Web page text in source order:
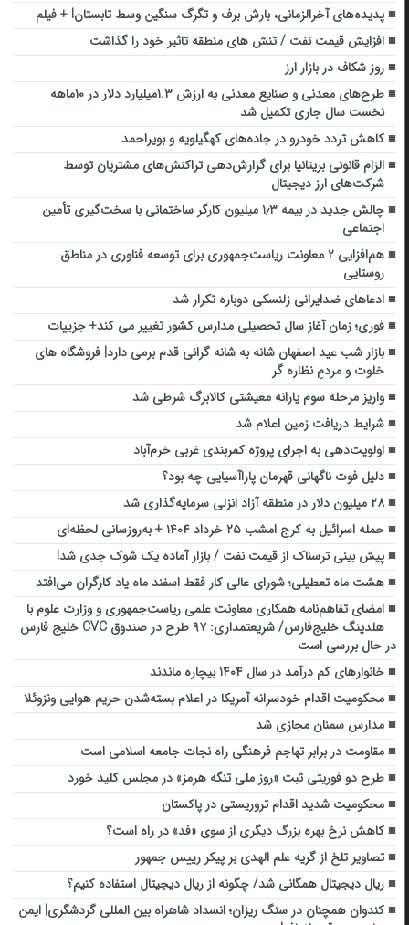
پدیده‌های آخرالزمانی، بارش برف و تگرگ سنگین وسط تابستان! + فیلم
افزایش قیمت نفت / تنش های منطقه تاثیر خود را گذاشت
روز شکاف در بازار ارز
طرح‌های معدنی و صنایع معدنی به ارزش ۱.۳میلیارد دلار در ۱۰ماهه
نخست سال جاری تکمیل شد
کاهش تردد خودرو در جاده‌های کهگیلویه و بویراحمد
الزام قانونی بریتانیا برای گزارش‌دهی تراکنش‌های مشتریان توسط
شرکت‌های ارز دیجیتال
چالش جدید در بیمه ۱٫۳ میلیون کارگر ساختمانی با سخت‌گیری تأمین
اجتماعی
هم‌افزایی ۲ معاونت ریاست‌جمهوری برای توسعه فناوری در مناطق
روستایی
ادعاهای ضدایرانی زلنسکی دوباره تکرار شد
فوری؛ زمان آغاز سال تحصیلی مدارس کشور تغییر می کند+ جزییات
بازار شب عید اصفهان شانه به شانه گرانی قدم برمی دارد| فروشگاه های
خلوت و مردمِ نظاره گر
واریز مرحله سوم یارانه معیشتی کالابرگ شرطی شد
شرایط دریافت زمین اعلام شد
اولویت‌دهی به اجرای پروژه کمربندی غربی خرم‌آباد
دلیل فوت ناگهانی قهرمان پاراآسیایی چه بود؟
۲۸ میلیون دلار در منطقه آزاد انزلی سرمایه‌گذاری شد
حمله اسرائیل به کرج امشب ۲۵ خرداد ۱۴۰۴ + به‌روزسانی لحظه‌ای
پیش بینی ترسناک از قیمت نفت / بازار آماده یک شوک جدی شد!
هشت ماه تعطیلی؛ شورای عالی کار فقط اسفند ماه یاد کارگران می‌افتد
امضای تفاهم‌نامه همکاری معاونت علمی ریاست‌جمهوری و وزارت علوم با
هلدینگ خلیج‌فارس/ شریعتمداری: ۹۷ طرح در صندوق CVC خلیج فارس
در حال بررسی است
خانوارهای کم درآمد در سال ۱۴۰۴ بیچاره ماندند
محکومیت اقدام خودسرانه آمریکا در اعلام بسته‌شدن حریم هوایی ونزوئلا
مدارس سمنان مجازی شد
مقاومت در برابر تهاجم فرهنگی راه نجات جامعه اسلامی است
طرح دو فوریتی ثبت «روز ملی تنگه هرمز» در مجلس کلید خورد
محکومیت شدید اقدام تروریستی در پاکستان
کاهش نرخ بهره بزرگ دیگری از سوی «فد» در راه است؟
تصاویر تلخ از گریه علم الهدی بر پیکر رییس جمهور
ریال دیجیتال همگانی شد/ چگونه از ریال دیجیتال استفاده کنیم؟
کندوان همچنان در سنگ ریزان؛ انسداد شاهراه بین المللی گردشگری| ایمن